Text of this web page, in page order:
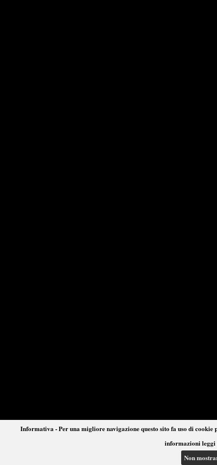
Informativa - Per una migliore navigazione questo sito fa uso di
informazioni leggi
Non